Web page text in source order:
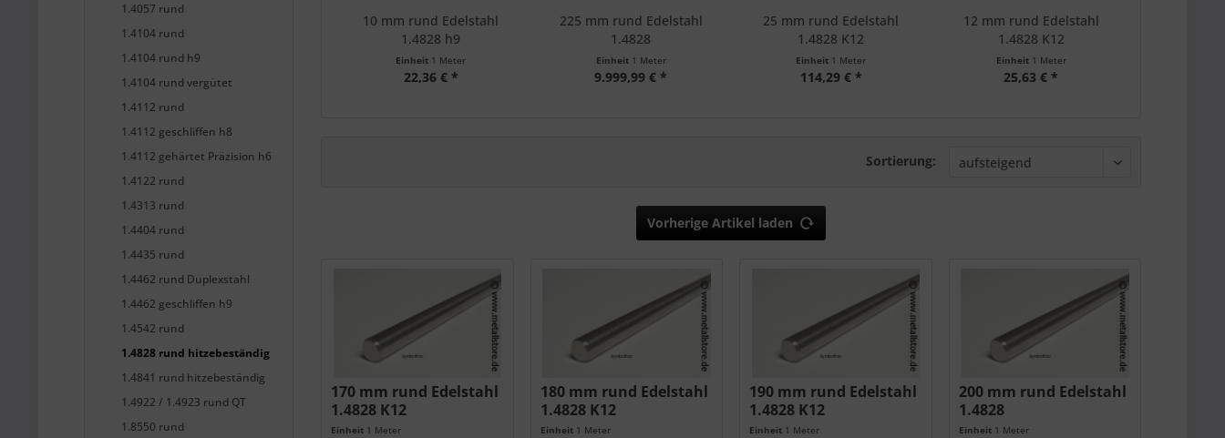
1.4057 rund
1.4104 rund
1.4104 rund h9
1.4104 rund vergütet
1.4112 rund
1.4112 geschliffen h8
1.4112 gehärtet Präzision h6
1.4122 rund
1.4313 rund
1.4404 rund
1.4435 rund
1.4462 rund Duplexstahl
1.4462 geschliffen h9
1.4542 rund
1.4828 rund hitzebeständig
1.4841 rund hitzebeständig
1.4922 / 1.4923 rund QT
1.8550 rund
10 mm rund Edelstahl
1.4828 h9
Einheit 1 Meter
22,36 € *
225 mm rund Edelstahl
1.4828
Einheit 1 Meter
9.999,99 € *
25 mm rund Edelstahl
1.4828 K12
Einheit 1 Meter
114,29 € *
12 mm rund Edelstahl
1.4828 K12
Einheit 1 Meter
25,63 € *
Sortierung:
Vorherige Artikel laden
170 mm rund Edelstahl
1.4828 K12
Einheit 1 Meter
180 mm rund Edelstahl
1.4828 K12
Einheit 1 Meter
190 mm rund Edelstahl
1.4828 K12
Einheit 1 Meter
200 mm rund Edelstahl
1.4828
Einheit 1 Meter